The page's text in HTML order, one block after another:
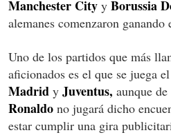
Manchester City y Borussia
alemanes comenzaron ganando
Uno de los partidos que más
aficionados es el que se juega
Madrid y Juventus, aunque
Ronaldo no jugará dicho
estar cumplir una gira